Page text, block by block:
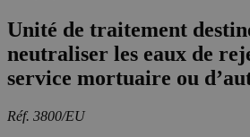
Unité de traitement
neutraliser les eaux de
service mortuaire ou
Réf. 3800/EU